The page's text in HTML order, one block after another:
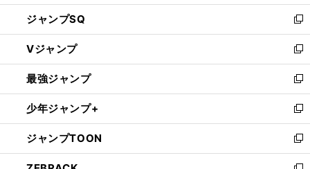
し
い
ウ
ィ
ン
ド
ウ
で
開
く
ジャンプSQ
新
し
い
ウ
ィ
ン
ド
ウ
で
開
Vジャンプ
新
し
い
ウ
ィ
ン
ド
ウ
最強ジャンプ
新
し
い
ウ
ィ
ン
少年ジャンプ+
新
し
い
ウ
ジャンプTOON
新
し